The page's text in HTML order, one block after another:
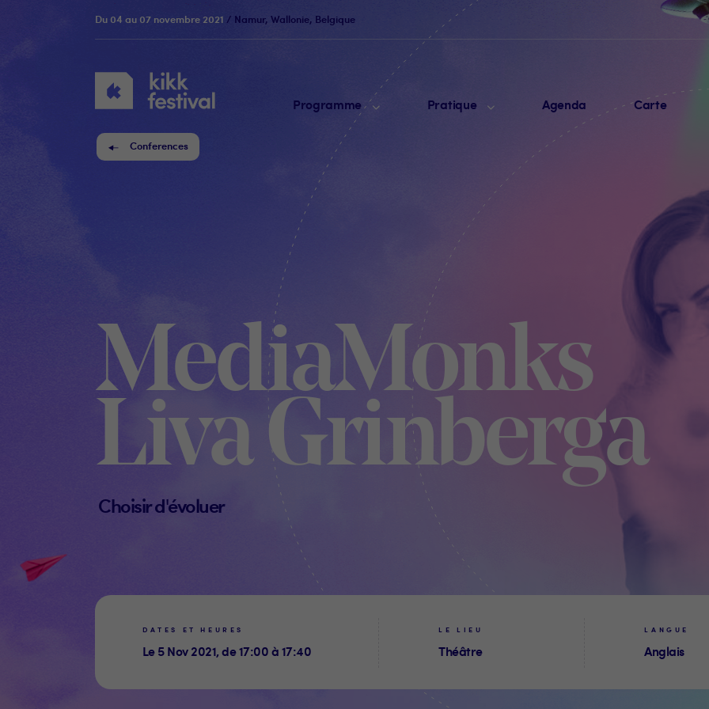
KIKK
Festival
Programme Pratique Agenda Carte
Du 04 au 07 novembre 2021 / Namur, Wallonie, Belgique
Conferences
MediaMonks
Liva Grinberga
Choisir d'évoluer
DATES ET HEURES
Le 5 Nov 2021, de 17:00 à 17:40
LE LIEU
Théâtre
LANGUE
Anglais